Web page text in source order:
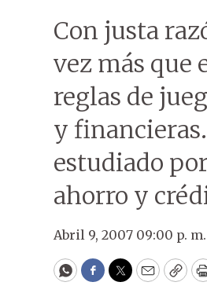
Con justa
vez más que
reglas de
y
estudiado
ahorro y
Abril 9, 2007 09:00 p. m.
WhatsApp
Facebook
Twitter
Email